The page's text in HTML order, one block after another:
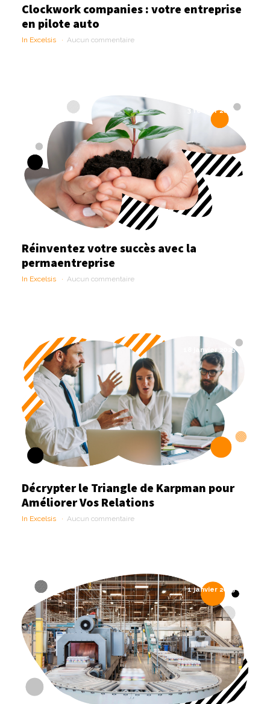
Clockwork companies : votre entreprise
en pilote auto
In Excelsis Aucun commentaire
3 février 2025
Réinventez votre succès avec la
permaentreprise
In Excelsis Aucun commentaire
18 janvier 2025
Décrypter le Triangle de Karpman pour
Améliorer Vos Relations
In Excelsis Aucun commentaire
1 janvier 2025